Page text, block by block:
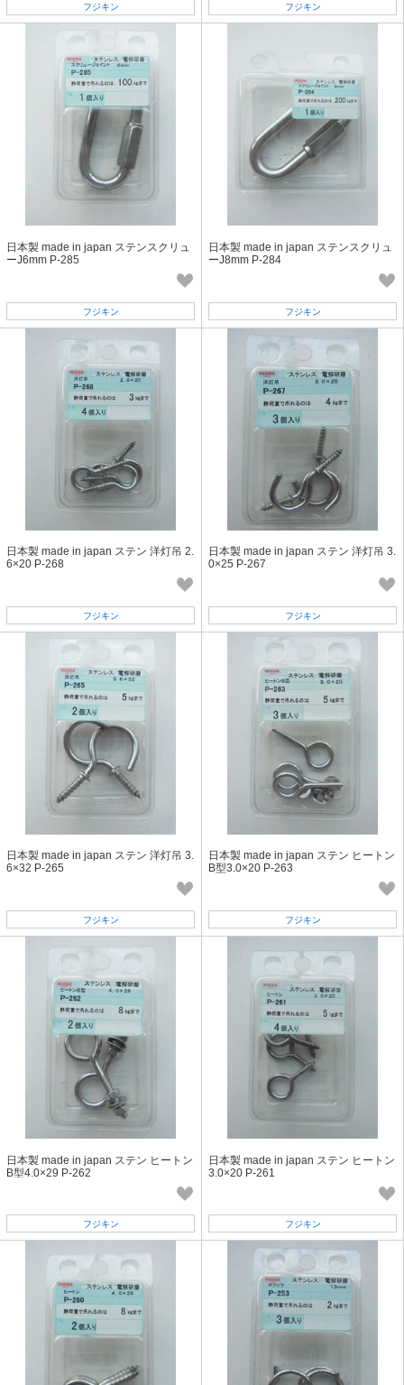
フジキン フジキン
日本製 made in japan ステンスクリュ
ーJ6mm P-285
フジキン
日本製 made in japan ステンスクリュ
ーJ8mm P-284
フジキン
日本製 made in japan ステン 洋灯吊 2.
6×20 P-268
フジキン
日本製 made in japan ステン 洋灯吊 3.
0×25 P-267
フジキン
日本製 made in japan ステン 洋灯吊 3.
6×32 P-265
フジキン
日本製 made in japan ステン ヒートン
B型3.0×20 P-263
フジキン
日本製 made in japan ステン ヒートン
B型4.0×29 P-262
フジキン
日本製 made in japan ステン ヒートン
3.0×20 P-261
フジキン